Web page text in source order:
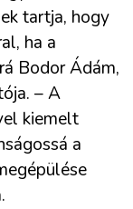
tartja, hogy
ha a
Bodor Ádám,
– A
kiemelt
a